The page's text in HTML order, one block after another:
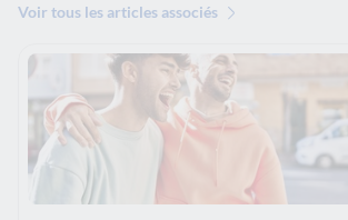
Voir tous les articles associés